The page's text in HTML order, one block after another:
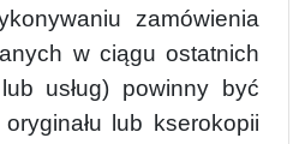
zamówienia
w ciągu ostatnich
usług) powinny być
lub kserokopii